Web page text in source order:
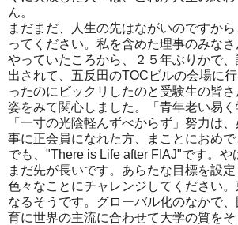
ん。
まだまだ、人生の先はながいのですか
ってください。私を含めた理事のみな
やっていたころから、２５年ぶりかで、
出されて、五反田のTOCビルの会場に
ったのにビックリしたのと受験生の皆
姿をみて関心しました。「青年老い易く
「一寸の光陰軽んずべからず」努力は
事に正会員になれた方、まことにおめで
でも、"There is Life after FIAJ"です。や
まだ先が長いです。あらたな目標を設
色々なことにチャレンジしてください
なるそうです。グローバル化のなかで
育に世界の主流に合わせて大学の質を